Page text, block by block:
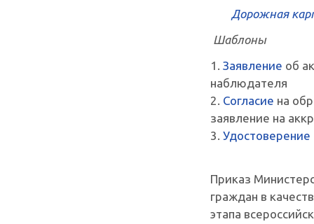
Дорожная
Шаблоны
1. Заявление об
наблюдателя
2. Согласие на
заявление на
3. Удостоверение
Приказ
граждан в
этапа